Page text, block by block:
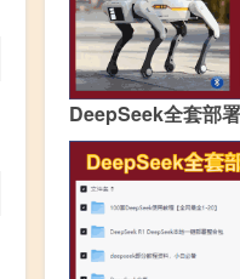
DeepSeek全套部